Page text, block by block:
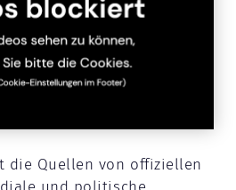
die Quellen von offiziellen